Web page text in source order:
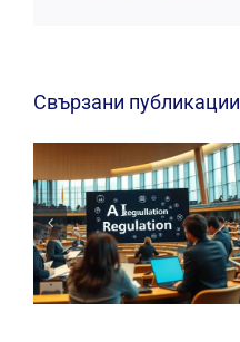
Свързани публикации